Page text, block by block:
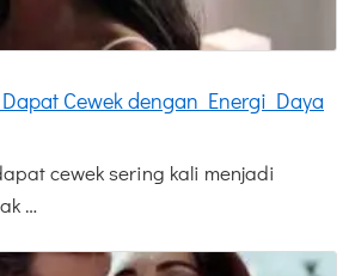
Cewek dengan Energi Daya
cewek sering kali menjadi
…